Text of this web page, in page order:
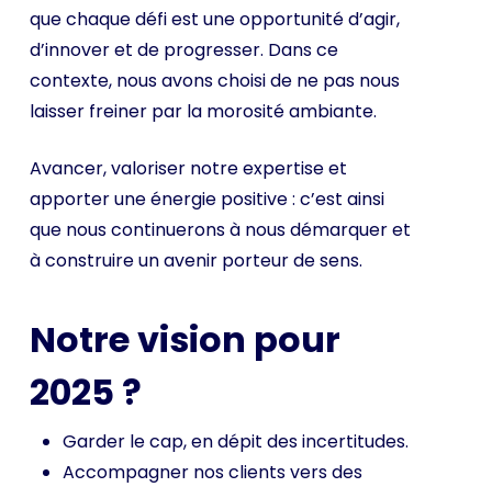
que chaque défi est une opportunité d’agir,
d’innover et de progresser. Dans ce
contexte, nous avons choisi de ne pas nous
laisser freiner par la morosité ambiante.
Avancer, valoriser notre expertise et
apporter une énergie positive : c’est ainsi
que nous continuerons à nous démarquer et
à construire un avenir porteur de sens.
Notre vision pour
2025 ?
Garder le cap, en dépit des incertitudes.
Accompagner nos clients vers des